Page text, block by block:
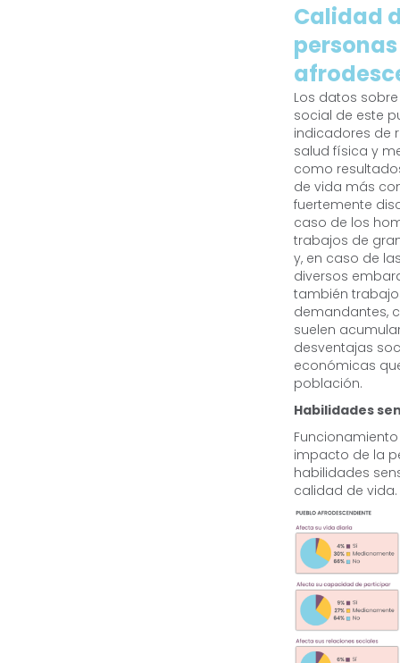
Calidad
Los datos
social de este
indicadores de
salud física y
como
de vida más
fuertemente
caso de los
trabajos de
y, en caso de
diversos
también
demandantes,
suelen
desventajas
económicas
población.
Habilidades
impacto de la
habilidades
calidad de vida.